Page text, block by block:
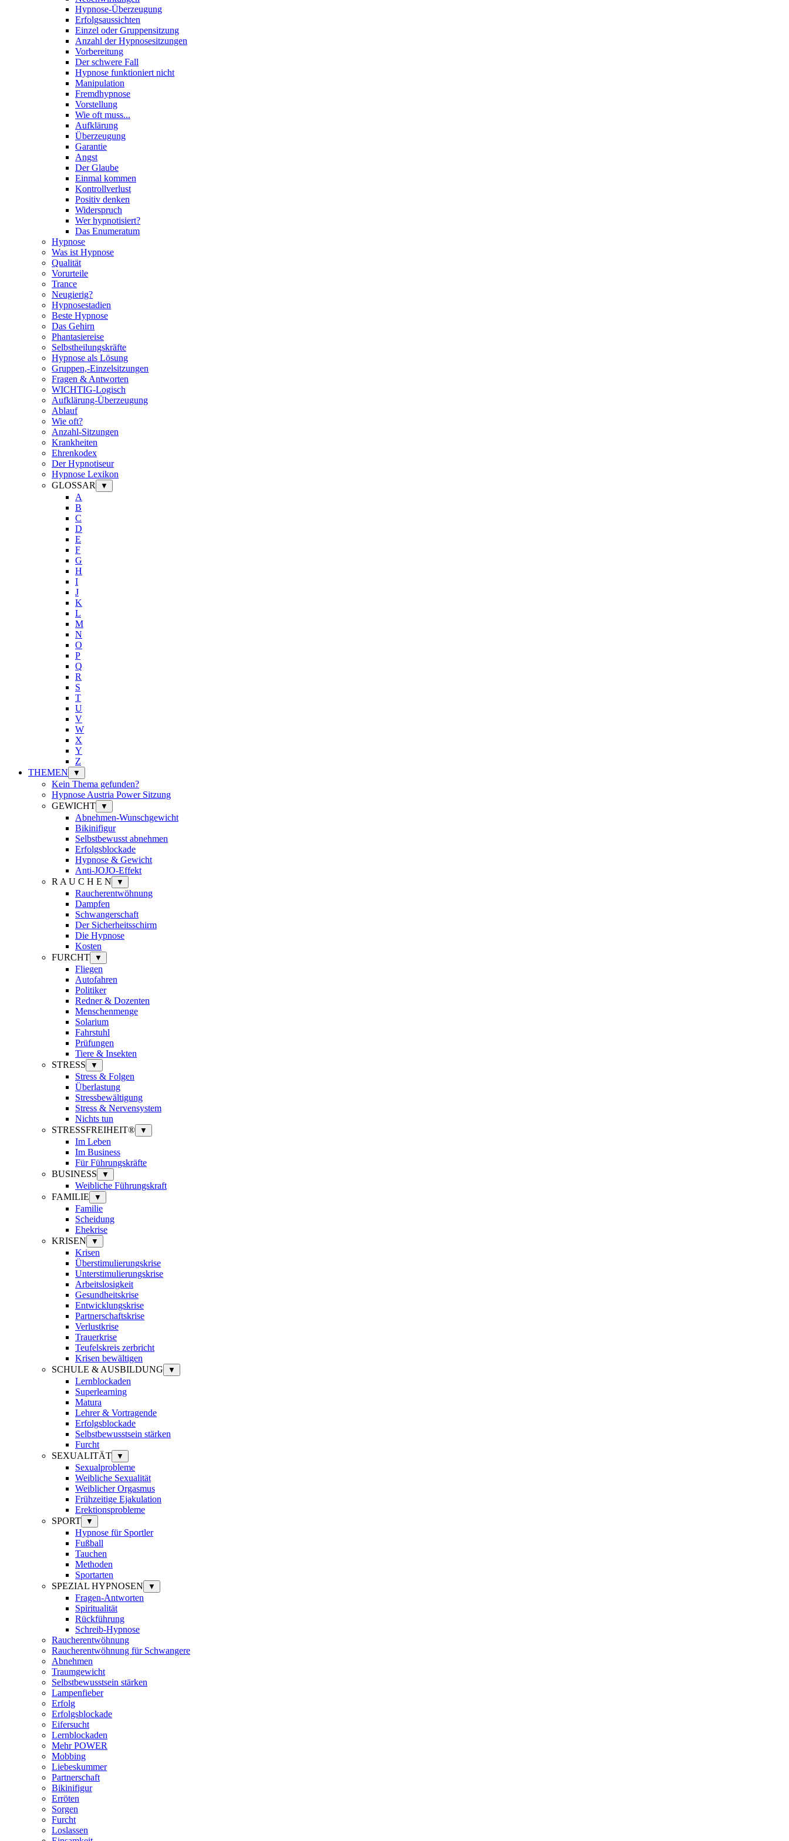
Hypnose-Überzeugung
Erfolgsaussichten
Einzel oder Gruppensitzung
Anzahl der Hypnosesitzungen
Vorbereitung
Der schwere Fall
Hypnose funktioniert nicht
Manipulation
Fremdhypnose
Vorstellung
Wie oft muss...
Aufklärung
Überzeugung
Garantie
Angst
Der Glaube
Einmal kommen
Kontrollverlust
Positiv denken
Widerspruch
Wer hypnotisiert?
Das Enumeratum
Hypnose
Was ist Hypnose
Qualität
Vorurteile
Trance
Neugierig?
Hypnosestadien
Beste Hypnose
Das Gehirn
Phantasiereise
Selbstheilungskräfte
Hypnose als Lösung
Gruppen,-Einzelsitzungen
Fragen & Antworten
WICHTIG-Logisch
Aufklärung-Überzeugung
Ablauf
Wie oft?
Anzahl-Sitzungen
Krankheiten
Ehrenkodex
Der Hypnotiseur
Hypnose Lexikon
GLOSSAR
▼
A
B
C
D
E
F
G
H
I
J
K
L
M
N
O
P
Q
R
S
T
U
V
W
X
Y
Z
THEMEN
▼
Kein Thema gefunden?
Hypnose Austria Power Sitzung
GEWICHT
▼
Abnehmen-Wunschgewicht
Bikinifigur
Selbstbewusst abnehmen
Erfolgsblockade
Hypnose & Gewicht
Anti-JOJO-Effekt
R A U C H E N
▼
Raucherentwöhnung
Dampfen
Schwangerschaft
Der Sicherheitsschirm
Die Hypnose
Kosten
FURCHT
▼
Fliegen
Autofahren
Politiker
Redner & Dozenten
Menschenmenge
Solarium
Fahrstuhl
Prüfungen
Tiere & Insekten
STRESS
▼
Stress & Folgen
Überlastung
Stressbewältigung
Stress & Nervensystem
Nichts tun
STRESSFREIHEIT®
▼
Im Leben
Im Business
Für Führungskräfte
BUSINESS
▼
Weibliche Führungskraft
FAMILIE
▼
Familie
Scheidung
Ehekrise
KRISEN
▼
Krisen
Überstimulierungskrise
Unterstimulierungskrise
Arbeitslosigkeit
Gesundheitskrise
Entwicklungskrise
Partnerschaftskrise
Verlustkrise
Trauerkrise
Teufelskreis zerbricht
Krisen bewältigen
SCHULE & AUSBILDUNG
▼
Lernblockaden
Superlearning
Matura
Lehrer & Vortragende
Erfolgsblockade
Selbstbewusstsein stärken
Furcht
SEXUALITÄT
▼
Sexualprobleme
Weibliche Sexualität
Weiblicher Orgasmus
Frühzeitige Ejakulation
Erektionsprobleme
SPORT
▼
Hypnose für Sportler
Fußball
Tauchen
Methoden
Sportarten
SPEZIAL HYPNOSEN
▼
Fragen-Antworten
Spiritualität
Rückführung
Schreib-Hypnose
Raucherentwöhnung
Raucherentwöhnung für Schwangere
Abnehmen
Traumgewicht
Selbstbewusstsein stärken
Lampenfieber
Erfolg
Erfolgsblockade
Eifersucht
Lernblockaden
Mehr POWER
Mobbing
Liebeskummer
Partnerschaft
Bikinifigur
Erröten
Sorgen
Furcht
Loslassen